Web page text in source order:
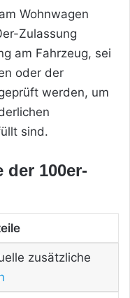
Wohnwagen
Zulassung
am Fahrzeug, sei
oder der
werden, um
sind.
der 100er-
zusätzliche